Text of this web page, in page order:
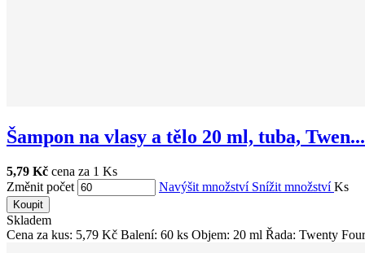
Šampon na vlasy a tělo 20 ml, tuba, Twen...
5,79 Kč cena za 1 Ks
Změnit počet
Navýšit množství Snížit množstvíKs
Koupit
Skladem
Cena za kus: 5,79 Kč Balení: 60 ks Objem: 20 ml Řada: Twenty